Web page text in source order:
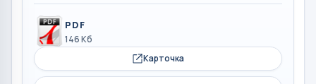
PDF
146 Кб
Карточка